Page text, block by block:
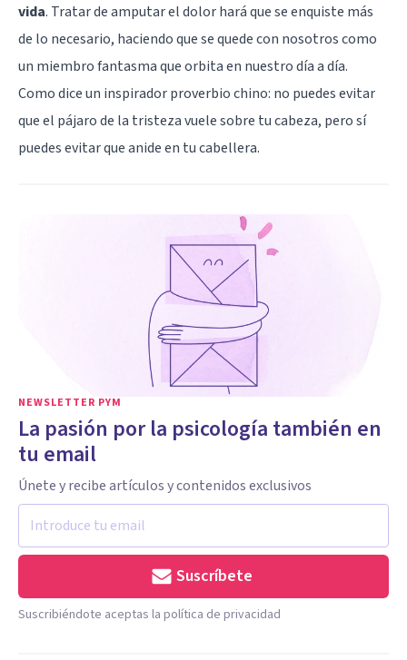
vida. Tratar de amputar el dolor hará que se enquiste más
de lo necesario, haciendo que se quede con nosotros como
un miembro fantasma que orbita en nuestro día a día.
Como dice un inspirador proverbio chino: no puedes evitar
que el pájaro de la tristeza vuele sobre tu cabeza, pero sí
puedes evitar que anide en tu cabellera.
NEWSLETTER PYM
La pasión por la psicología también en
tu email
Únete y recibe artículos y contenidos exclusivos
Suscríbete
Suscribiéndote aceptas la política de privacidad